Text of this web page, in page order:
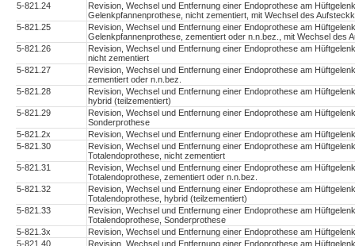
5-821.24
Revision, Wechsel und Entfernung einer Endoprothese am
Gelenkpfannenprothese, nicht zementiert, mit Wechsel des
5-821.25
Revision, Wechsel und Entfernung einer Endoprothese am
Gelenkpfannenprothese, zementiert oder n.n.bez., mit Wechsel des
5-821.26
Revision, Wechsel und Entfernung einer Endoprothese am
nicht zementiert
5-821.27
Revision, Wechsel und Entfernung einer Endoprothese am
zementiert oder n.n.bez.
5-821.28
Revision, Wechsel und Entfernung einer Endoprothese am
hybrid (teilzementiert)
5-821.29
Revision, Wechsel und Entfernung einer Endoprothese am
Sonderprothese
5-821.2x
Revision, Wechsel und Entfernung einer Endoprothese am
5-821.30
Revision, Wechsel und Entfernung einer Endoprothese am
Totalendoprothese, nicht zementiert
5-821.31
Revision, Wechsel und Entfernung einer Endoprothese am
Totalendoprothese, zementiert oder n.n.bez.
5-821.32
Revision, Wechsel und Entfernung einer Endoprothese am
Totalendoprothese, hybrid (teilzementiert)
5-821.33
Revision, Wechsel und Entfernung einer Endoprothese am
Totalendoprothese, Sonderprothese
5-821.3x
Revision, Wechsel und Entfernung einer Endoprothese am
5-821.40
Revision, Wechsel und Entfernung einer Endoprothese am